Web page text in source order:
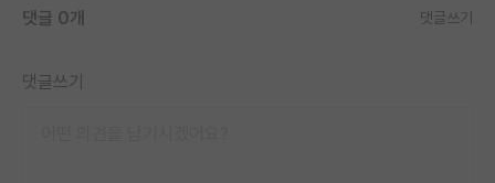
댓글 0개 댓글쓰기
댓글쓰기